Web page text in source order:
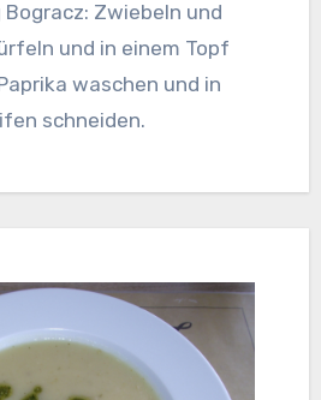
Zwiebeln und
und in einem Topf
waschen und in
schneiden.